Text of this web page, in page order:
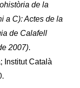
de la
a C): Actes de la
de Calafell
2007).
Institut Català